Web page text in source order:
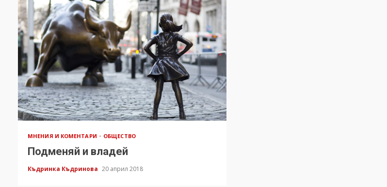
МНЕНИЯ И КОМЕНТАРИ ОБЩЕСТВО
Подменяй и владей
Къдринка Къдринова 20 април 2018